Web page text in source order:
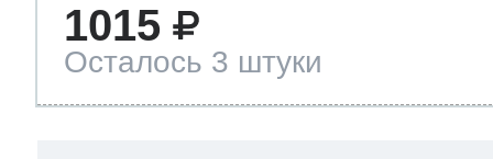
1015
Осталось 3 штуки